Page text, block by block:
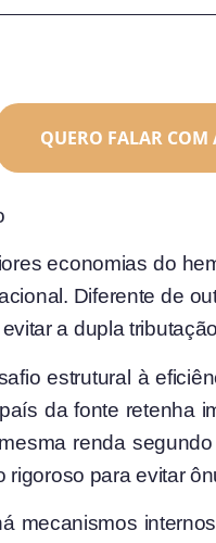
QUERO FALAR COM
economias do
Diferente de
a dupla
estrutural à
da fonte retenha
renda
para evitar
mecanismos